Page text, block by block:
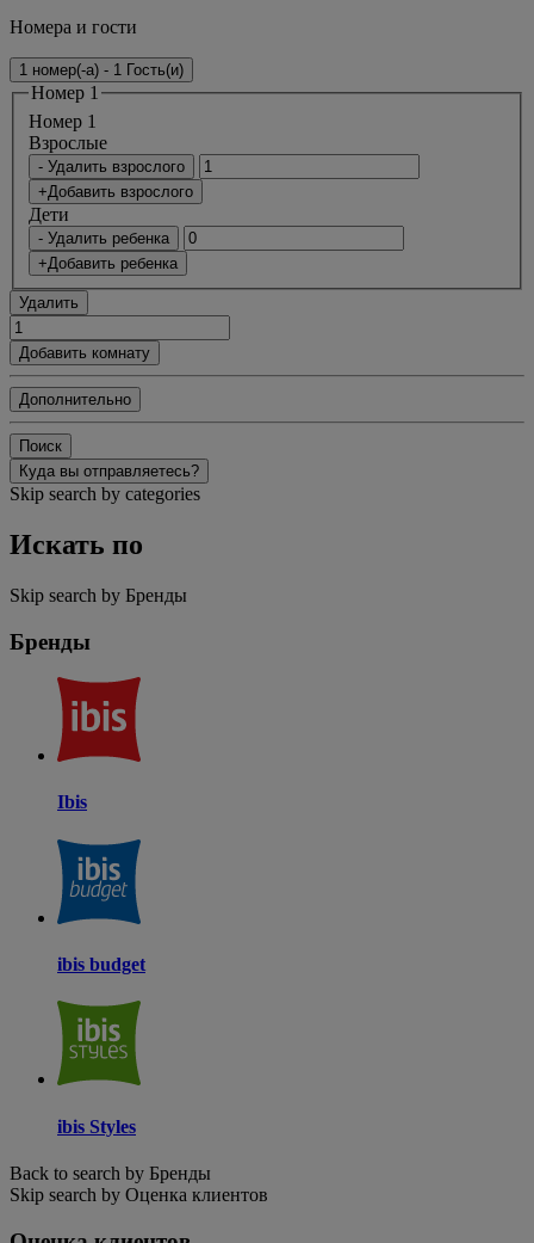
Номера и гости
1 номер(-а) - 1 Гость(и)
Номер 1
Номер 1
Bзрослые
- Удалить взрослого
+Добавить взрослого
Дети
- Удалить ребенка
+Добавить ребенка
Удалить
Добавить комнату
Дополнительно
Поиск
Куда вы отправляетесь?
Skip search by categories
Искать по
Skip search by Бренды
Бренды
Ibis
ibis budget
ibis Styles
Back to search by Бренды
Skip search by Оценка клиентов